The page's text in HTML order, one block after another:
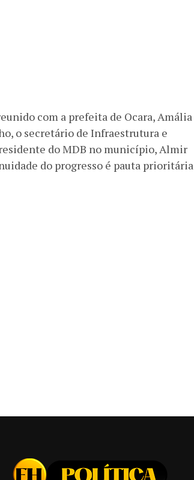
com a prefeita de Ocara, Amália
o secretário de Infraestrutura e
do MDB no município, Almir
do progresso é pauta prioritária